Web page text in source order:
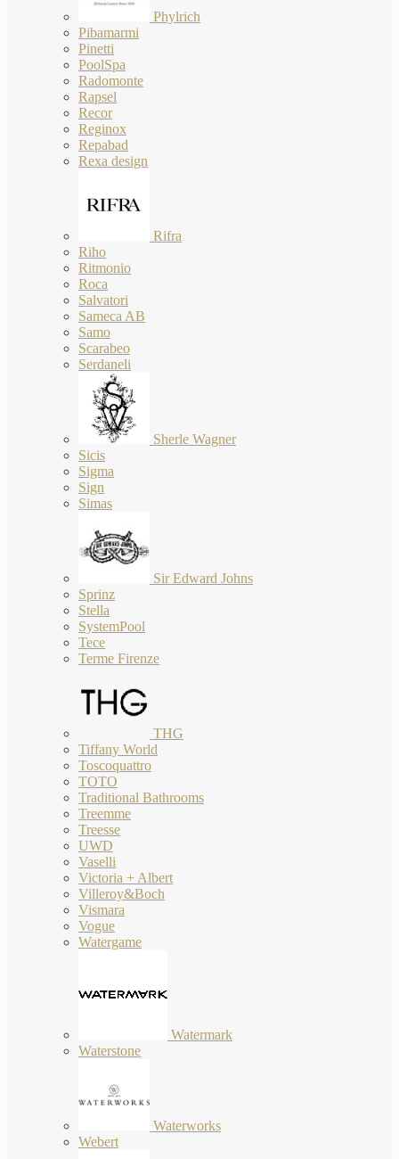
Phylrich
Pibamarmi
Pinetti
PoolSpa
Radomonte
Rapsel
Recor
Reginox
Repabad
Rexa design
Rifra
Riho
Ritmonio
Roca
Salvatori
Sameca AB
Samo
Scarabeo
Serdaneli
Sherle Wagner
Sicis
Sigma
Sign
Simas
Sir Edward Johns
Sprinz
Stella
SystemPool
Tece
Terme Firenze
THG
Tiffany World
Toscoquattro
TOTO
Traditional Bathrooms
Treemme
Treesse
UWD
Vaselli
Victoria + Albert
Villeroy&Boch
Vismara
Vogue
Watergame
Watermark
Waterstone
Waterworks
Webert